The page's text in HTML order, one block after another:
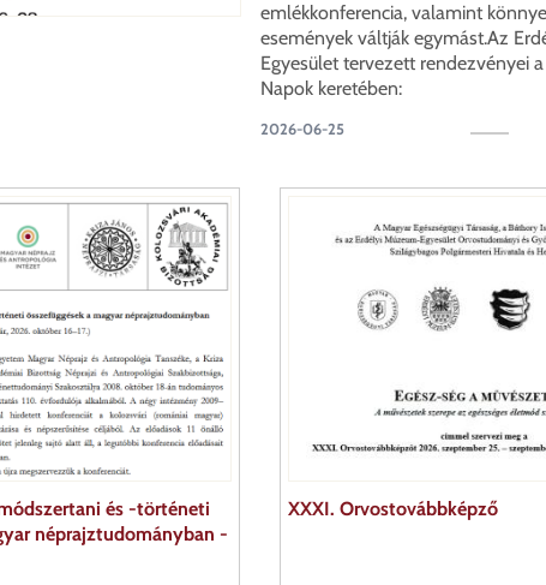
emlékkonferencia, valamint
események váltják egymást.Az
Egyesület tervezett rendezvényei a
Napok keretében:
2026-06-25
és -történeti
néprajztudományban -
XXXI. Orvostovábbképző